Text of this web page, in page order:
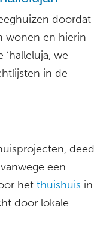
doordat
wonen en hierin
we
in de
deed
een
het thuishuis in
door lokale